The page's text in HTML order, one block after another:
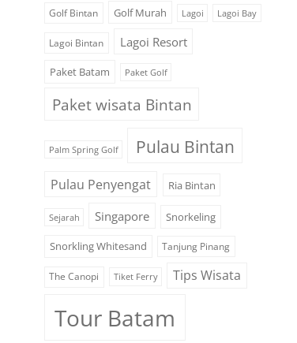
Golf Bintan Golf Murah Lagoi Lagoi Bay
Lagoi Bintan Lagoi Resort
Paket Batam Paket Golf
Paket wisata Bintan
Palm Spring Golf Pulau Bintan
Pulau Penyengat Ria Bintan
Sejarah Singapore Snorkeling
Snorkling Whitesand Tanjung Pinang
The Canopi Tiket Ferry Tips Wisata
Tour Batam